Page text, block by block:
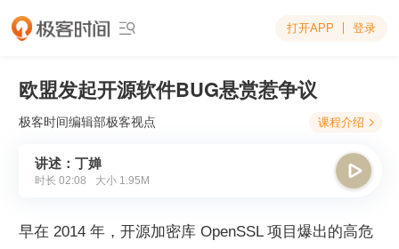
 打开APP 登录
欧盟发起开源软件BUG悬赏惹争议
极客时间编辑部极客视点 课程介绍 
讲述：丁婵
时长 02:08 大小 1.95M

早在 2014 年，开源加密库 OpenSSL 项目爆出的高危